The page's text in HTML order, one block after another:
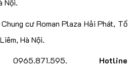
Nội.
Chung cư Roman Plaza Hải Phát, Tố
Hà Nội.
Hotline